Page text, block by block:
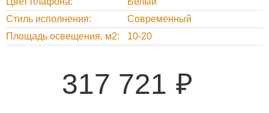
Стиль исполнения
Cовременный
Площадь освещения, м2
10-20
317 721